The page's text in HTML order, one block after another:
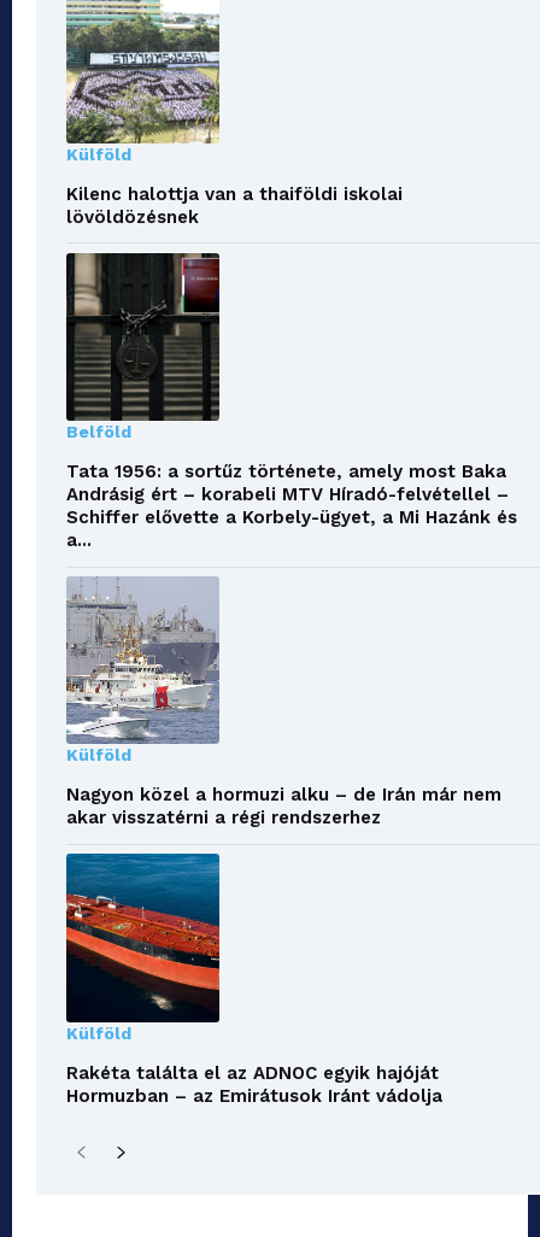
Külföld
Kilenc halottja van a thaiföldi iskolai
lövöldözésnek
Belföld
Tata 1956: a sortűz története, amely most Baka
Andrásig ért – korabeli MTV Híradó-felvétellel –
Schiffer elővette a Korbely-ügyet, a Mi Hazánk és
a...
Külföld
Nagyon közel a hormuzi alku – de Irán már nem
akar visszatérni a régi rendszerhez
Külföld
Rakéta találta el az ADNOC egyik hajóját
Hormuzban – az Emirátusok Iránt vádolja